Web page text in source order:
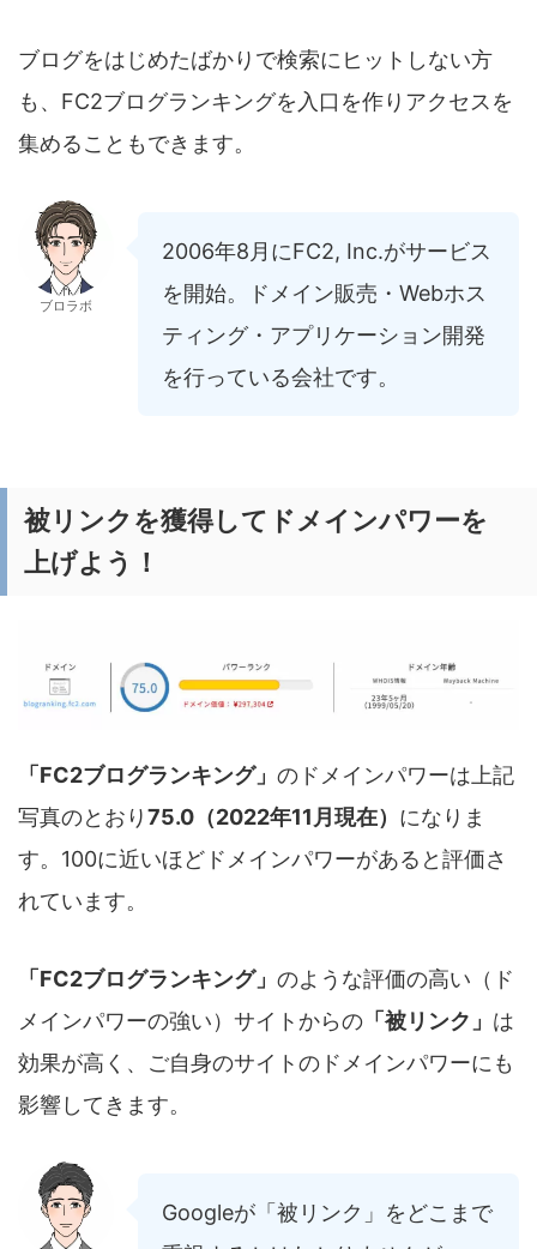
ブログをはじめたばかりで検索にヒットしない方
も、FC2ブログランキングを入口を作りアクセスを
集めることもできます。
ブロラボ
2006年8月にFC2, Inc.がサービス
を開始。ドメイン販売・Webホス
ティング・アプリケーション開発
を行っている会社です。
被リンクを獲得してドメインパワーを
上げよう！
「FC2ブログランキング」 のドメインパワーは上記
写真のとおり75.0（2022年11月現在） になりま
す。100に近いほどドメインパワーがあると評価さ
れています。
「FC2ブログランキング」 のような評価の高い（ド
メインパワーの強い）サイトからの 「被リンク」 は
効果が高く、ご自身のサイトのドメインパワーにも
影響してきます。
Googleが「被リンク」をどこまで